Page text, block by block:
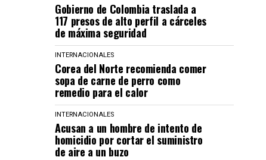
Gobierno de Colombia traslada a
117 presos de alto perfil a cárceles
de máxima seguridad
INTERNACIONALES
Corea del Norte recomienda comer
sopa de carne de perro como
remedio para el calor
INTERNACIONALES
Acusan a un hombre de intento de
homicidio por cortar el suministro
de aire a un buzo